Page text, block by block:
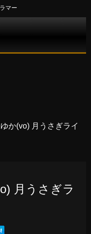
マー
か(vo) 月うさぎライ
月うさぎラ